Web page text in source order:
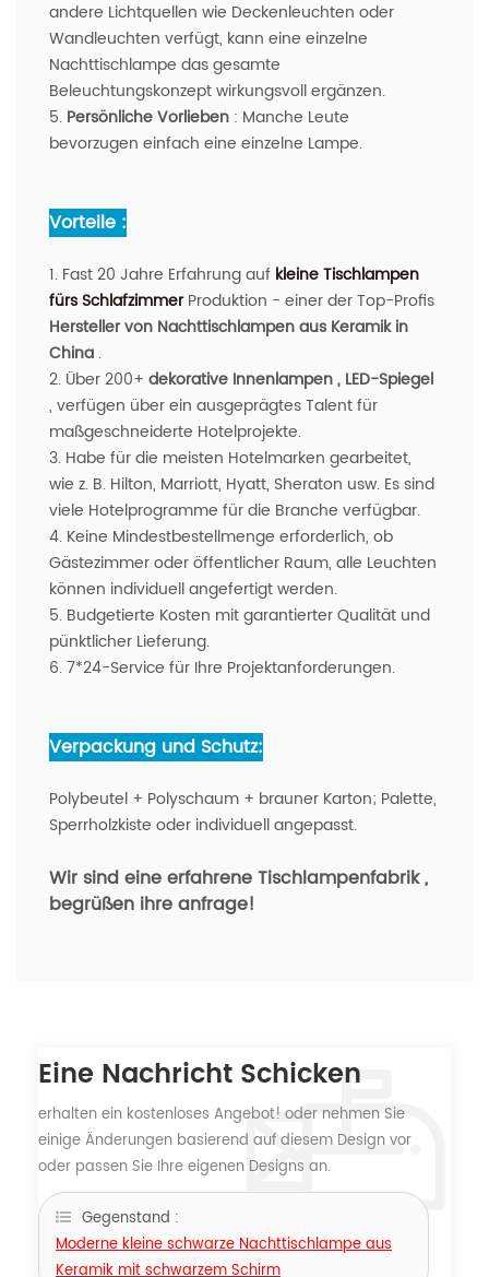
andere Lichtquellen wie Deckenleuchten oder
Wandleuchten verfügt, kann eine einzelne
Nachttischlampe das gesamte
Beleuchtungskonzept wirkungsvoll ergänzen.
5. Persönliche Vorlieben : Manche Leute
bevorzugen einfach eine einzelne Lampe.
Vorteile :
1. Fast 20 Jahre Erfahrung auf kleine Tischlampen
fürs SchlafzimmerProduktion - einer der Top-Profis
Hersteller von Nachttischlampen aus Keramik in
China .
2. Über 200+ dekorative Innenlampen, LED-Spiegel
, verfügen über ein ausgeprägtes Talent für
maßgeschneiderte Hotelprojekte.
3. Habe für die meisten Hotelmarken gearbeitet,
wie z. B. Hilton, Marriott, Hyatt, Sheraton usw. Es sind
viele Hotelprogramme für die Branche verfügbar.
4. Keine Mindestbestellmenge erforderlich, ob
Gästezimmer oder öffentlicher Raum, alle Leuchten
können individuell angefertigt werden.
5. Budgetierte Kosten mit garantierter Qualität und
pünktlicher Lieferung.
6. 7*24-Service für Ihre Projektanforderungen.
Verpackung und Schutz:
Polybeutel + Polyschaum + brauner Karton; Palette,
Sperrholzkiste oder individuell angepasst.
Wir sind eine erfahrene Tischlampenfabrik,
begrüßen ihre anfrage!
Eine Nachricht Schicken
erhalten ein kostenloses Angebot! oder nehmen Sie
einige Änderungen basierend auf diesem Design vor
oder passen Sie Ihre eigenen Designs an.
Gegenstand :
Moderne kleine schwarze Nachttischlampe aus
Keramik mit schwarzem Schirm